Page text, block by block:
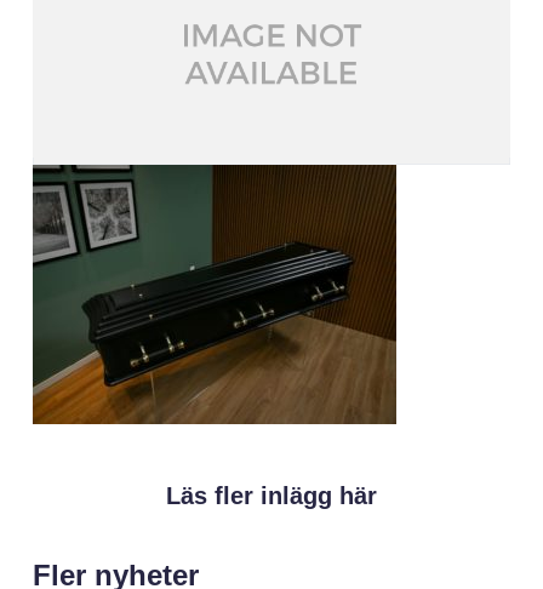
Läs fler inlägg här
Fler nyheter